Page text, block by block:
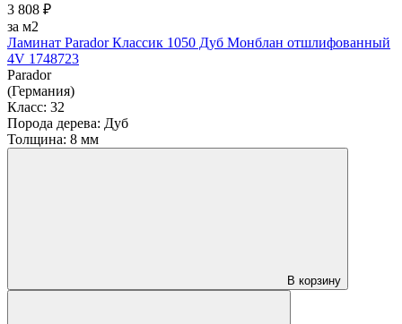
3 808 ₽
за м2
Ламинат Parador Классик 1050 Дуб Монблан отшлифованный
4V 1748723
Parador
(Германия)
Класс: 32
Порода дерева: Дуб
Толщина: 8 мм
В корзину